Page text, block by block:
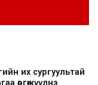
их сургуультай
өргөжүүлнэ